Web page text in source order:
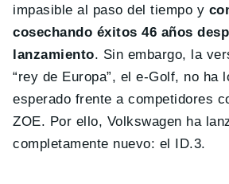
impasible al paso del tiempo y
cosechando éxitos 46 años
lanzamiento. Sin embargo, la
“rey de Europa”, el e-Golf, no ha
esperado frente a competidores
ZOE. Por ello, Volkswagen ha
completamente nuevo: el ID.3.